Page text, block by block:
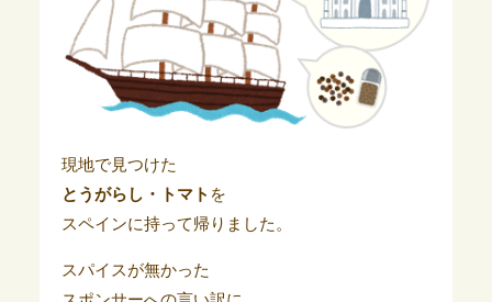
現地で見つけた
とうがらし・トマト を
スペインに持って帰りました。
スパイスが無かった